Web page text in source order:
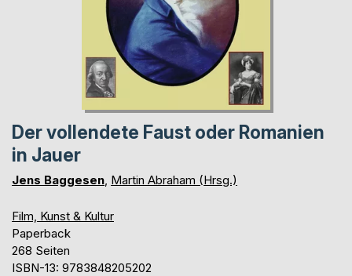
Der vollendete Faust oder Romanien
in Jauer
Jens Baggesen Martin Abraham (Hrsg.)
Film, Kunst & Kultur
Paperback
268 Seiten
ISBN-13: 9783848205202